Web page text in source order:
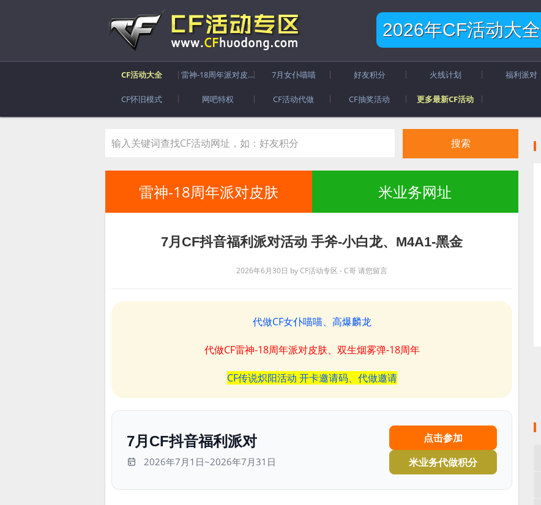
2026年CF活动大全
CF活动大全 雷神-18周年派对皮肤 7月女仆喵喵 好友积分 火线计划 福利派对
CF怀旧模式 网吧特权 CF活动代做 CF抽奖活动 更多最新CF活动
雷神-18周年派对皮肤 米业务网址
7月CF抖音福利派对活动 手斧-小白龙、M4A1-黑金
2026年6月30日 byCF活动专区 - C哥请您留言
代做CF女仆喵喵、高爆麟龙
代做CF雷神-18周年派对皮肤、双生烟雾弹-18周年
CF传说炽阳活动 开卡邀请码、代做邀请
7月CF抖音福利派对
2026年7月1日~2026年7月31日
点击参加
米业务代做积分